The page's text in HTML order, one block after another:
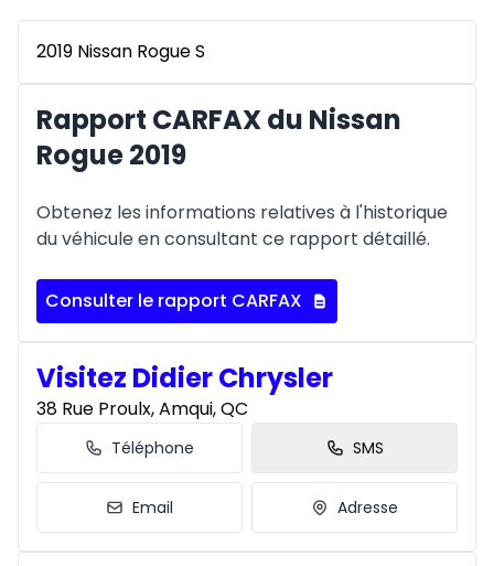
2019 Nissan Rogue S
Rapport CARFAX du Nissan
Rogue 2019
Obtenez les informations relatives à l'historique
du véhicule en consultant ce rapport détaillé.
Consulter le rapport CARFAX
Visitez Didier Chrysler
38 Rue Proulx, Amqui, QC
Téléphone SMS
Email Adresse